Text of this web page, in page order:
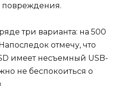
повреждения.
три варианта: на 500
отмечу, что
имеет несъемный USB-
не беспокоиться о